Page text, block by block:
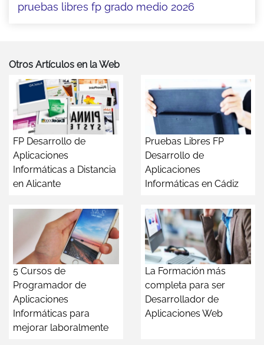
pruebas libres fp grado medio 2026
Otros Artículos en la Web
FP Desarrollo de
Aplicaciones
Informáticas a Distancia
en Alicante
Pruebas Libres FP
Desarrollo de
Aplicaciones
Informáticas en Cádiz
5 Cursos de
Programador de
Aplicaciones
Informáticas para
mejorar laboralmente
La Formación más
completa para ser
Desarrollador de
Aplicaciones Web